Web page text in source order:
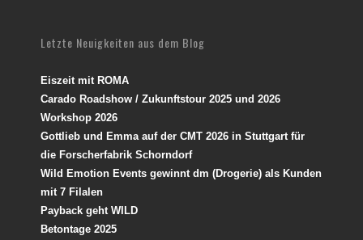
Letzte Neuigkeiten aus dem Blog
Eiszeit mit ROMA
Carado Roadshow / Zukunftstour 2025 und 2026
Workshop 2026
Gottlieb und Emma auf der CMT 2026 in Stuttgart für
die Forscherfabrik Schorndorf
Wild Emotion Events gewinnt dm (Drogerie) als Kunden
mit 7 Filalen
Payback geht WILD
Betontage 2025